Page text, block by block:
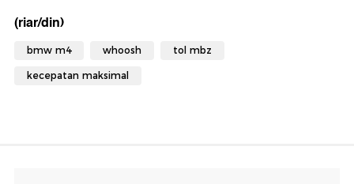
(riar/din)
bmw m4 whoosh tol mbz
kecepatan maksimal